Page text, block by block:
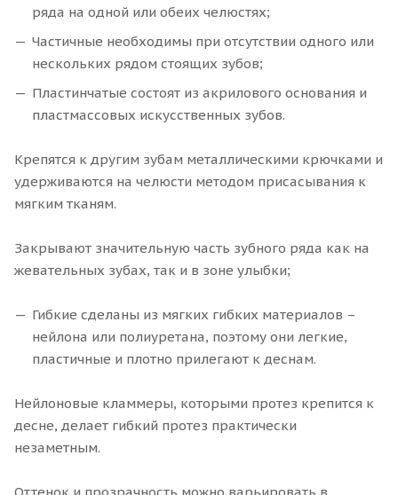
ряда на одной или обеих челюстях;
Частичные необходимы при отсутствии одного или
нескольких рядом стоящих зубов;
Пластинчатые состоят из акрилового основания и
пластмассовых искусственных зубов.
Крепятся к другим зубам металлическими крючками и
удерживаются на челюсти методом присасывания к
мягким тканям.
Закрывают значительную часть зубного ряда как на
жевательных зубах, так и в зоне улыбки;
Гибкие сделаны из мягких гибких материалов –
нейлона или полиуретана, поэтому они легкие,
пластичные и плотно прилегают к деснам.
Нейлоновые кламмеры, которыми протез крепится к
десне, делает гибкий протез практически
незаметным.